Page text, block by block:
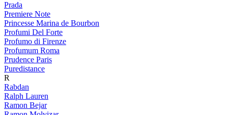
Prada
Premiere Note
Princesse Marina de Bourbon
Profumi Del Forte
Profumo di Firenze
Profumum Roma
Prudence Paris
Puredistance
R
Rabdan
Ralph Lauren
Ramon Bejar